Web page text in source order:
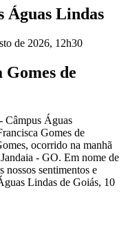
Águas Lindas
de 2026, 12h30
de
Câmpus Águas
Gomes de
ocorrido na manhã
- GO. Em nome de
nossos sentimentos e
Lindas de Goiás, 10